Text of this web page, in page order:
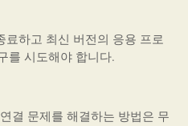
하고 최신 버전의 응용 프로
를 시도해야 합니다.
결 문제를 해결하는 방법은 무